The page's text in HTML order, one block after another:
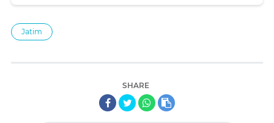
Jatim
SHARE